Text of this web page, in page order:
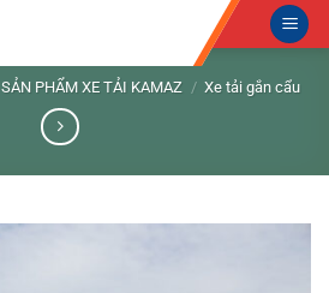
SẢN PHẨM XE TẢI KAMAZ / Xe tải gắn cẩu